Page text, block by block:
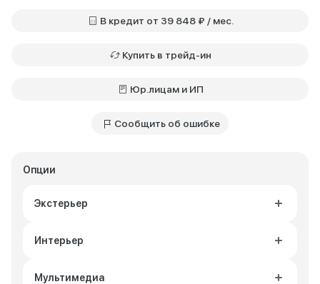
Опции
Экстерьер
Интерьер
Мультимедиа
В кредит от 39 848 ₽ / мес.
Купить в трейд-ин
Юр.лицам и ИП
Сообщить об ошибке